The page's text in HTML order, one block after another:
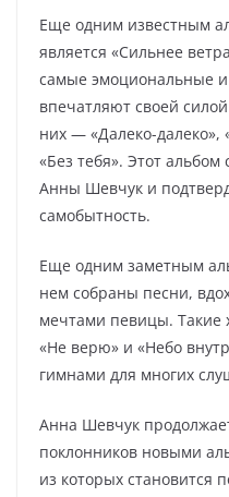
Еще одним известным
является «Сильнее
самые эмоциональные
впечатляют своей
них — «Далеко-далеко»,
«Без тебя». Этот
Анны Шевчук и
самобытность.
Еще одним заметным
нем собраны песни,
мечтами певицы. Такие
«Не верю» и «Небо
гимнами для многих
Анна Шевчук
поклонников новыми
из которых